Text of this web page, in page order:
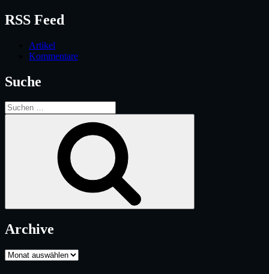
RSS Feed
Artikel
Kommentare
Suche
Suche
nach:
Archive
Archive